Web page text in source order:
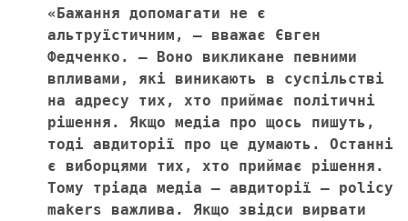
«Бажання допомагати не є
альтруїстичним, – вважає Євген
Федченко. – Воно викликане певними
впливами, які виникають в суспільстві
на адресу тих, хто приймає політичні
рішення. Якщо медіа про щось пишуть,
тоді авдиторії про це думають. Останні
є виборцями тих, хто приймає рішення.
Тому тріада медіа – авдиторії – policy
makers важлива. Якщо звідси вирвати